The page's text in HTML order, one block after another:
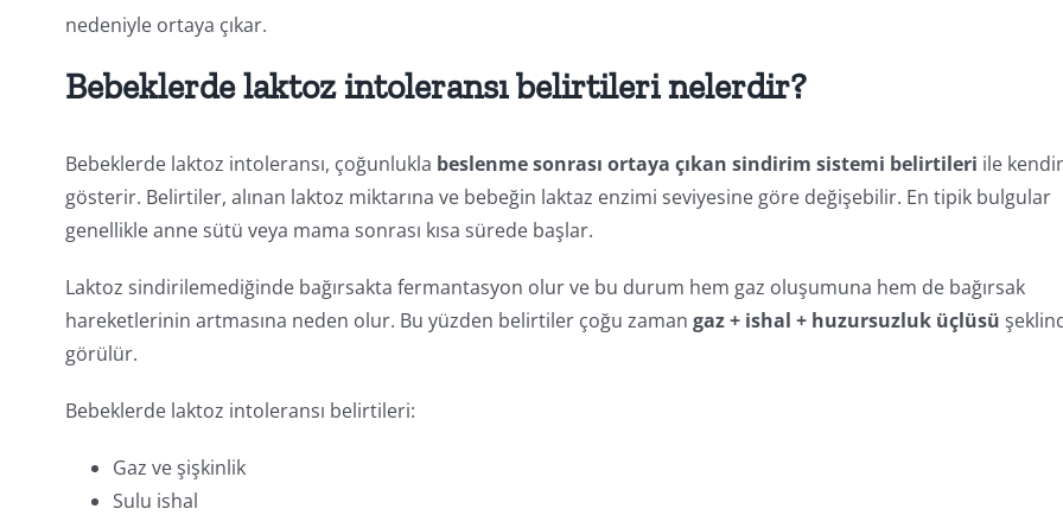
nedeniyle ortaya çıkar.
Bebeklerde laktoz intoleransı belirtileri nelerdir?
Bebeklerde laktoz intoleransı, çoğunlukla beslenme sonrası ortaya çıkan sindirim sistemi belirtileri ile
gösterir. Belirtiler, alınan laktoz miktarına ve bebeğin laktaz enzimi seviyesine göre değişebilir. En tipik bulgular
genellikle anne sütü veya mama sonrası kısa sürede başlar.
Laktoz sindirilemediğinde bağırsakta fermantasyon olur ve bu durum hem gaz oluşumuna hem de bağırsak
hareketlerinin artmasına neden olur. Bu yüzden belirtiler çoğu zamangaz + ishal + huzursuzluk üçlüsü
görülür.
Bebeklerde laktoz intoleransı belirtileri:
Gaz ve şişkinlik
Sulu ishal